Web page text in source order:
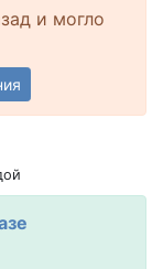
и могло